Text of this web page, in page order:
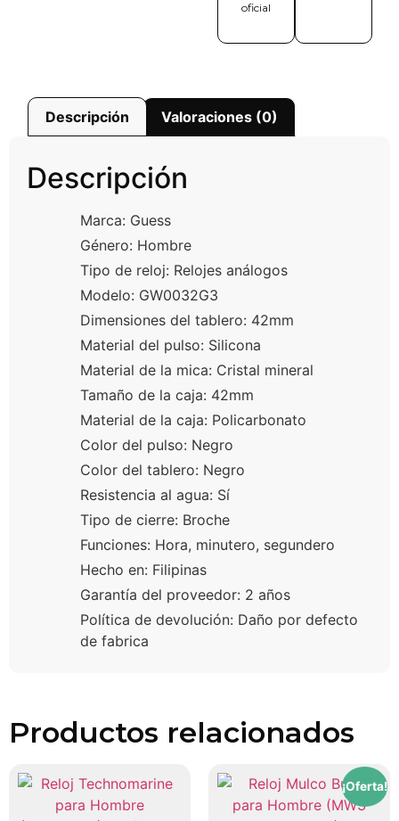
oficial
Descripción Valoraciones (0)
Descripción
Marca: Guess
Género: Hombre
Tipo de reloj: Relojes análogos
Modelo: GW0032G3
Dimensiones del tablero: 42mm
Material del pulso: Silicona
Material de la mica: Cristal mineral
Tamaño de la caja: 42mm
Material de la caja: Policarbonato
Color del pulso: Negro
Color del tablero: Negro
Resistencia al agua: Sí
Tipo de cierre: Broche
Funciones: Hora, minutero, segundero
Hecho en: Filipinas
Garantía del proveedor: 2 años
Política de devolución: Daño por defecto
de fabrica
Productos relacionados
¡Oferta!